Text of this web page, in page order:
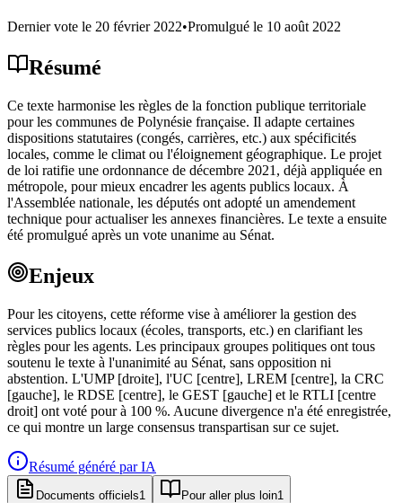
Dernier vote le 20 février 2022•Promulgué le 10 août 2022
Résumé
Ce texte harmonise les règles de la fonction publique territoriale
pour les communes de Polynésie française. Il adapte certaines
dispositions statutaires (congés, carrières, etc.) aux spécificités
locales, comme le climat ou l'éloignement géographique. Le projet
de loi ratifie une ordonnance de décembre 2021, déjà appliquée en
métropole, pour mieux encadrer les agents publics locaux. À
l'Assemblée nationale, les députés ont adopté un amendement
technique pour actualiser les annexes financières. Le texte a ensuite
été promulgué après un vote unanime au Sénat.
Enjeux
Pour les citoyens, cette réforme vise à améliorer la gestion des
services publics locaux (écoles, transports, etc.) en clarifiant les
règles pour les agents. Les principaux groupes politiques ont tous
soutenu le texte à l'unanimité au Sénat, sans opposition ni
abstention. L'UMP [droite], l'UC [centre], LREM [centre], la CRC
[gauche], le RDSE [centre], le GEST [gauche] et le RTLI [centre
droit] ont voté pour à 100 %. Aucune divergence n'a été enregistrée,
ce qui montre un large consensus transpartisan sur ce sujet.
Résumé généré par IA
Documents officiels1 Pour aller plus loin1